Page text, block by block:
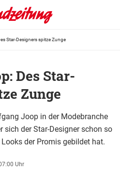
Star-Designers spitze Zunge
Des Star-
Zunge
Joop in der Modebranche
sich der Star-Designer schon so
der Promis gebildet hat.
Uhr